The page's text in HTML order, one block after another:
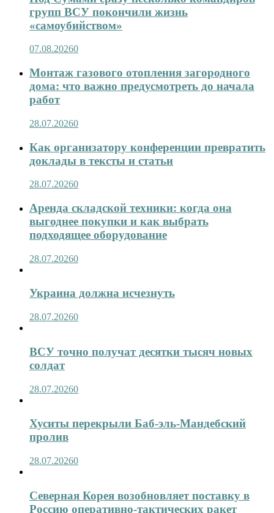
групп ВСУ покончили жизнь
«самоубийством»
07.08.20260
Монтаж газового отопления загородного
дома: что важно предусмотреть до начала
работ
28.07.20260
Как организатору конференции превратить
доклады в тексты и статьи
28.07.20260
Аренда складской техники: когда она
выгоднее покупки и как выбрать
подходящее оборудование
28.07.20260
Украина должна исчезнуть
28.07.20260
ВСУ точно получат десятки тысяч новых
солдат
28.07.20260
Хуситы перекрыли Баб-эль-Мандебский
пролив
28.07.20260
Северная Корея возобновляет поставку в
Россию оперативно-тактических ракет